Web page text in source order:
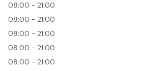
08:00 - 21:00
08:00 - 21:00
08:00 - 21:00
08:00 - 21:00
08:00 - 21:00